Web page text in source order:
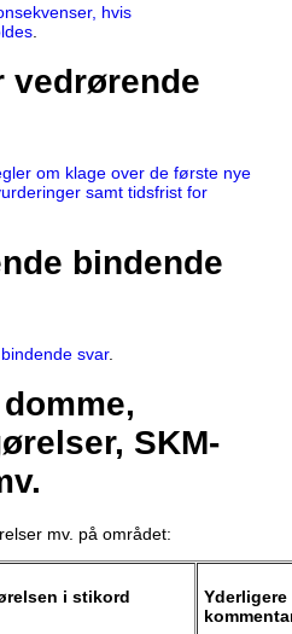
hvis
.
om klage over de første nye
samt tidsfrist for
bindende
svar.
SKM-
mv. på området:
i stikord
Yderligere